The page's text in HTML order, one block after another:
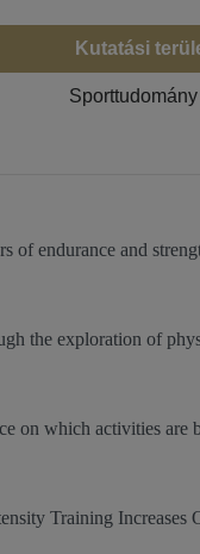
Kutatási
Sporttudomány
of endurance and
the exploration of
on which activities are
Training Increases